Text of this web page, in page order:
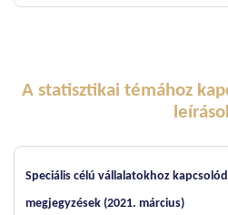
A statisztikai témához
Speciális célú vállalatokhoz
megjegyzések (2021. március)